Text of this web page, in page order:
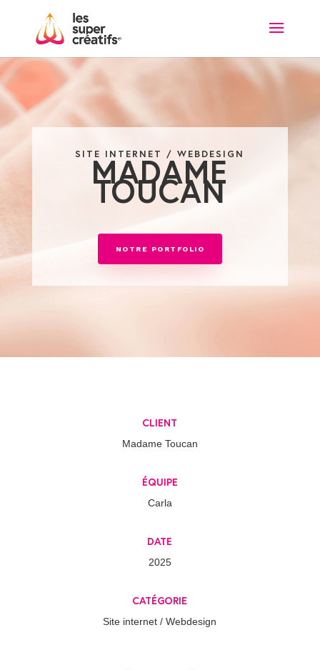
SITE INTERNET / WEBDESIGN
MADAME
TOUCAN
NOTRE PORTFOLIO
client
Madame Toucan
équipe
Carla
date
2025
catégorie
Site internet / Webdesign